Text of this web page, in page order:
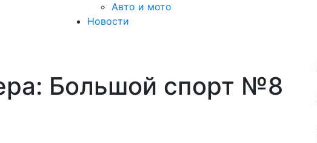
Авто и мото
Новости
Большой спорт №8